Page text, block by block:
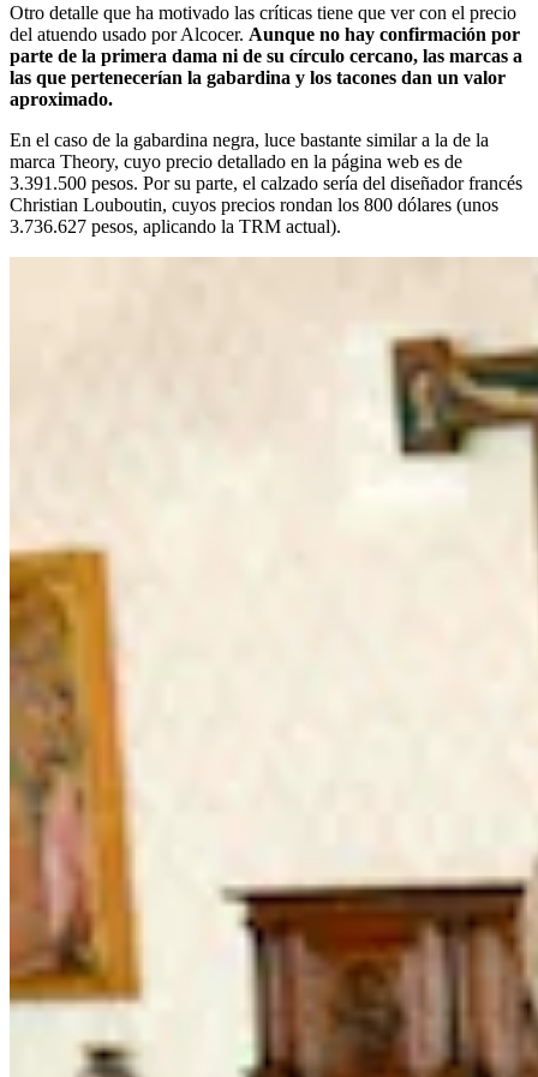
Otro detalle que ha motivado las críticas tiene que ver con el precio
del atuendo usado por Alcocer. Aunque no hay confirmación por
parte de la primera dama ni de su círculo cercano, las marcas a
las que pertenecerían la gabardina y los tacones dan un valor
aproximado.
En el caso de la gabardina negra, luce bastante similar a la de la
marca Theory, cuyo precio detallado en la página web es de
3.391.500 pesos. Por su parte, el calzado sería del diseñador francés
Christian Louboutin, cuyos precios rondan los 800 dólares (unos
3.736.627 pesos, aplicando la TRM actual).